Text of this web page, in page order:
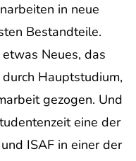
in neue
Bestandteile.
Neues, das
Hauptstudium,
gezogen. Und
eine der
ISAF in einer der